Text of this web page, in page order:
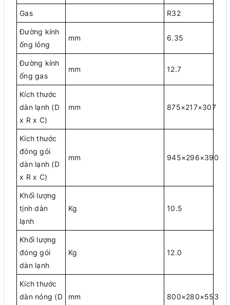
Gas R32
Đường kính
ống lỏng
mm 6.35
Đường kính
ống gas
mm 12.7
Kích thước
dàn lạnh (D
x R x C)
mm 875×217×307
Kích thước
đóng gói
dàn lạnh (D
x R x C)
mm 945×296×390
Khối lượng
tịnh dàn
lạnh
Kg 10.5
Khối lượng
đóng gói
dàn lạnh
Kg 12.0
Kích thước
dàn nóng (D
mm 800×280×553